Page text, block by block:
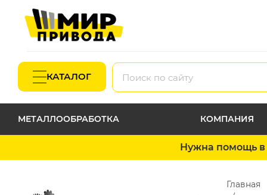
КАТАЛОГ
МЕТАЛЛООБРАБОТКА КОМПАНИЯ
Нужна помощь в
Главная